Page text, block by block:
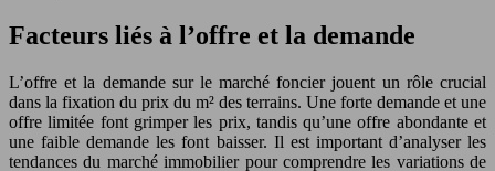
Facteurs liés à l’offre et la demande
L’offre et la demande sur le marché foncier jouent un rôle crucial
dans la fixation du prix du m² des terrains. Une forte demande et une
offre limitée font grimper les prix, tandis qu’une offre abondante et
une faible demande les font baisser. Il est important d’analyser les
tendances du marché immobilier pour comprendre les variations de